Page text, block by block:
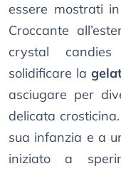
essere mostrati
Croccante
crystal
solidificare la
asciugare per
delicata
sua infanzia e a
iniziato a